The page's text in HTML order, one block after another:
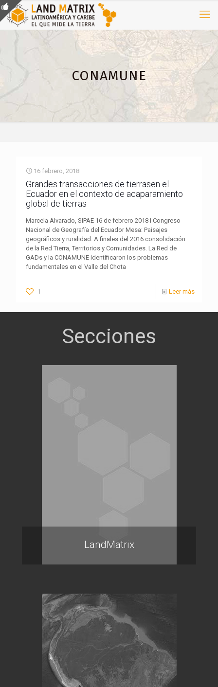
CONAMUNE
16 febrero, 2018
Grandes transacciones de tierrasen el
Ecuador en el contexto de acaparamiento
global de tierras
Marcela Alvarado, SIPAE 16 de febrero 2018 I Congreso
Nacional de Geografía del Ecuador Mesa: Paisajes
geográficos y ruralidad. A finales del 2016 consolidación
de la Red Tierra, Territorios y Comunidades. La Red de
GADs y la CONAMUNE identificaron los problemas
fundamentales en el Valle del Chota
1 Leer más
LandMatrix